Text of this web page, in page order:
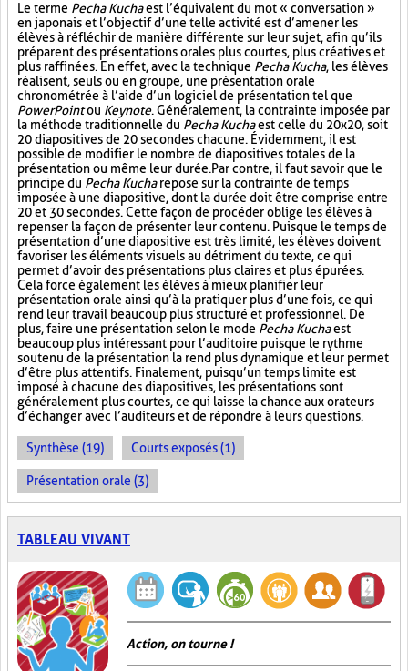
Le terme Pecha Kuchaest l’équivalent du mot « conversation »
en japonais et l’objectif d’une telle activité est d’amener les
élèves à réfléchir de manière différente sur leur sujet, afin qu’ils
préparent des présentations orales plus courtes, plus créatives et
plus raffinées. En effet, avec la technique Pecha Kucha, les élèves
réalisent, seuls ou en groupe, une présentation orale
chronométrée à l’aide d’un logiciel de présentation tel que
PowerPointou Keynote. Généralement, la contrainte imposée par
la méthode traditionnelle du Pecha Kuchaest celle du 20x20, soit
20 diapositives de 20 secondes chacune. Évidemment, il est
possible de modifier le nombre de diapositives totales de la
présentation ou même leur durée. Par contre, il faut savoir que le
principe du Pecha Kucharepose sur la contrainte de temps
imposée à une diapositive, dont la durée doit être comprise entre
20 et 30 secondes. Cette façon de procéder oblige les élèves à
repenser la façon de présenter leur contenu. Puisque le temps de
présentation d’une diapositive est très limité, les élèves doivent
favoriser les éléments visuels au détriment du texte, ce qui
permet d’avoir des présentations plus claires et plus épurées.
Cela force également les élèves à mieux planifier leur
présentation orale ainsi qu’à la pratiquer plus d’une fois, ce qui
rend leur travail beaucoup plus structuré et professionnel. De
plus, faire une présentation selon le mode Pecha Kuchaest
beaucoup plus intéressant pour l’auditoire puisque le rythme
soutenu de la présentation la rend plus dynamique et leur permet
d’être plus attentifs. Finalement, puisqu’un temps limite est
imposé à chacune des diapositives, les présentations sont
généralement plus courtes, ce qui laisse la chance aux orateurs
d’échanger avec l’auditeurs et de répondre à leurs questions.
Synthèse (19) Courts exposés (1)
Présentation orale (3)
TABLEAU VIVANT
Action, on tourne !